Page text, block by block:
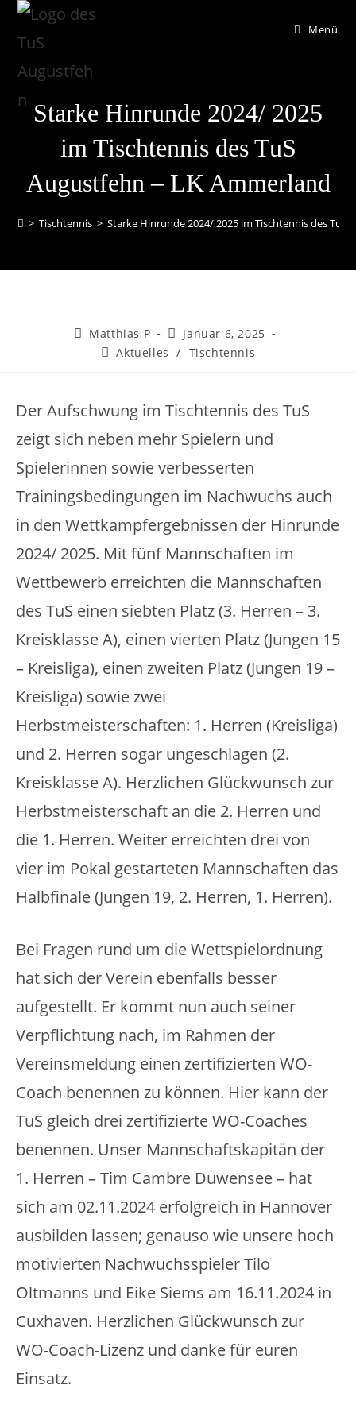
Menü
Starke Hinrunde 2024/ 2025
im Tischtennis des TuS
Augustfehn – LK Ammerland
> Tischtennis > Starke Hinrunde 2024/ 2025 im Tischtennis des TuS
Matthias P
Januar 6, 2025
Aktuelles / Tischtennis
Der Aufschwung im Tischtennis des TuS
zeigt sich neben mehr Spielern und
Spielerinnen sowie verbesserten
Trainingsbedingungen im Nachwuchs auch
in den Wettkampfergebnissen der Hinrunde
2024/ 2025. Mit fünf Mannschaften im
Wettbewerb erreichten die Mannschaften
des TuS einen siebten Platz (3. Herren – 3.
Kreisklasse A), einen vierten Platz (Jungen 15
– Kreisliga), einen zweiten Platz (Jungen 19 –
Kreisliga) sowie zwei
Herbstmeisterschaften: 1. Herren (Kreisliga)
und 2. Herren sogar ungeschlagen (2.
Kreisklasse A). Herzlichen Glückwunsch zur
Herbstmeisterschaft an die 2. Herren und
die 1. Herren. Weiter erreichten drei von
vier im Pokal gestarteten Mannschaften das
Halbfinale (Jungen 19, 2. Herren, 1. Herren).
Bei Fragen rund um die Wettspielordnung
hat sich der Verein ebenfalls besser
aufgestellt. Er kommt nun auch seiner
Verpflichtung nach, im Rahmen der
Vereinsmeldung einen zertifizierten WO-
Coach benennen zu können. Hier kann der
TuS gleich drei zertifizierte WO-Coaches
benennen. Unser Mannschaftskapitän der
1. Herren – Tim Cambre Duwensee – hat
sich am 02.11.2024 erfolgreich in Hannover
ausbilden lassen; genauso wie unsere hoch
motivierten Nachwuchsspieler Tilo
Oltmanns und Eike Siems am 16.11.2024 in
Cuxhaven. Herzlichen Glückwunsch zur
WO-Coach-Lizenz und danke für euren
Einsatz.